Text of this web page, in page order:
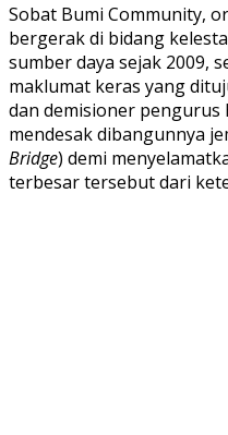
​Sobat Bumi Community,
bergerak di bidang
sumber daya sejak 2009,
maklumat keras yang
dan demisioner pengurus
mendesak dibangunnya
Bridge) demi
terbesar tersebut dari